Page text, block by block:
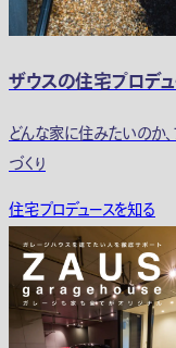
ザウスの住宅プロデ
どんな家に住みたいのか
づくり
住宅プロデュースを知る